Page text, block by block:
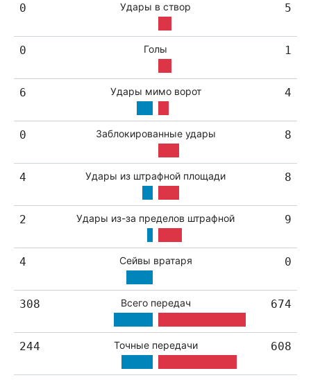
0 Удары в створ 5
0 Голы 1
6 Удары мимо ворот 4
0 Заблокированные удары 8
4 Удары из штрафной площади 8
2 Удары из-за пределов штрафной 9
4 Сейвы вратаря 0
308 Всего передач 674
244 Точные передачи 608